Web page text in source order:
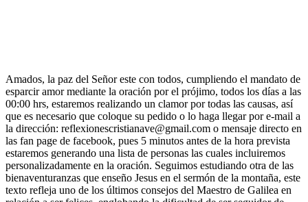
Amados, la paz del Señor este con todos, cumpliendo el mandato de
esparcir amor mediante la oración por el prójimo, todos los días a las
00:00 hrs, estaremos realizando un clamor por todas las causas, así
que es necesario que coloque su pedido o lo haga llegar por e-mail a
la dirección: reflexionescristianave@gmail.com o mensaje directo en
las fan page de facebook, pues 5 minutos antes de la hora prevista
estaremos generando una lista de personas las cuales incluiremos
personalizadamente en la oración. Seguimos estudiando otra de las
bienaventuranzas que enseño Jesus en el sermón de la montaña, este
texto refleja uno de los últimos consejos del Maestro de Galilea en